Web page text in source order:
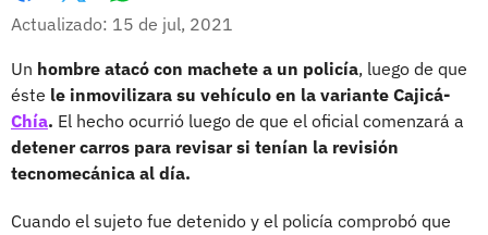
Facebook
X
Actualizado: 15 de jul, 2021
Un hombre atacó con machete a un policía, luego de que
éste le inmovilizara su vehículo en la variante Cajicá-
Chía. El hecho ocurrió luego de que el oficial comenzará a
detener carros para revisar si tenían la revisión
tecnomecánica al día.
Cuando el sujeto fue detenido y el policía comprobó que